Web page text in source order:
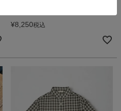
¥8,250税込